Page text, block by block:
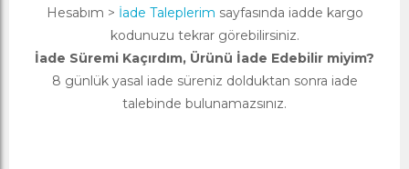
Hesabım > İade Taleplerim sayfasında iadde kargo
kodunuzu tekrar görebilirsiniz.
İade Süremi Kaçırdım, Ürünü İade Edebilir miyim?
8 günlük yasal iade süreniz dolduktan sonra iade
talebinde bulunamazsınız.